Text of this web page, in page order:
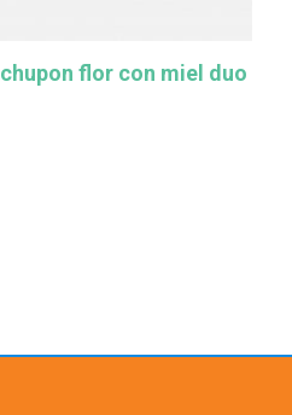
chupon flor con miel duo